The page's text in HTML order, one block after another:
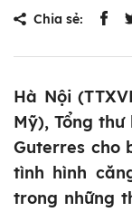
Chia sẻ:
Hà Nội
Mỹ), Tổng
Guterres cho
tình hình
trong những